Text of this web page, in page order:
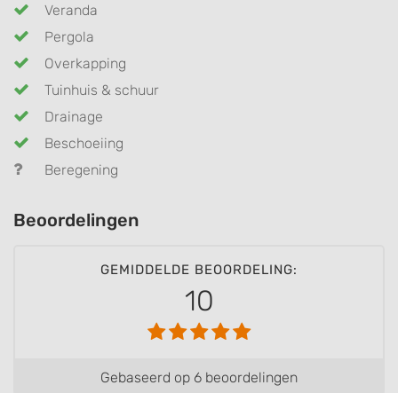
Veranda
Pergola
Overkapping
Tuinhuis & schuur
Drainage
Beschoeiing
Beregening
Beoordelingen
GEMIDDELDE BEOORDELING:
10
Gebaseerd op 6 beoordelingen